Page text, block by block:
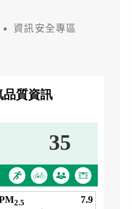
資訊安全專區